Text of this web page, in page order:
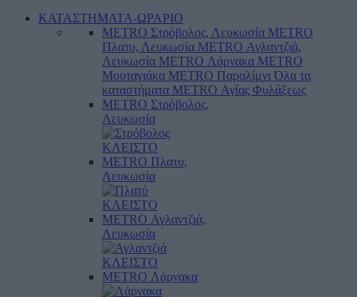
ΚΑΤΑΣΤΗΜΑΤΑ-ΩΡΑΡΙΟ
METRO Στρόβολος, Λευκωσία METRO
Πλατυ, Λευκωσία METRO Αγλαντζιά,
Λευκωσία METRO Λάρνακα METRO
Μουταγιάκα METRO Παραλίμνι Όλα τα
καταστήματα METRO Αγίας Φυλάξεως
METRO Στρόβολος,
Λευκωσία
ΚΛΕΙΣΤΟ
METRO Πλατυ,
Λευκωσία
ΚΛΕΙΣΤΟ
METRO Αγλαντζιά,
Λευκωσία
ΚΛΕΙΣΤΟ
METRO Λάρνακα